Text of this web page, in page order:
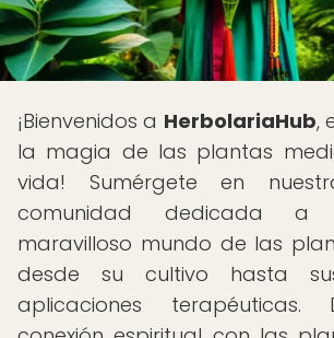
¡Bienvenidos a HerbolariaHub,
la magia de las plantas
vida! Sumérgete en
comunidad dedicada a
maravilloso mundo de las
desde su cultivo hasta
aplicaciones terapéuticas.